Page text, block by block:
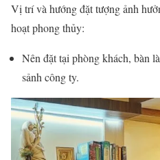
Vị trí và hướng đặt tượng ảnh
hoạt phong thủy:
Nên đặt tại phòng khách, bàn
sảnh công ty.